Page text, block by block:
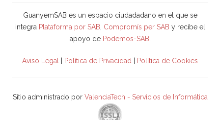
GuanyemSAB es un espacio ciudadadano en el que se
integra Plataforma por SAB Compromís per SAB y recibe el
apoyo de Podemos-SAB
Aviso Legal | Política de Privacidad | Política de Cookies
Sitio administrado por ValenciaTech - Servicios de Informática